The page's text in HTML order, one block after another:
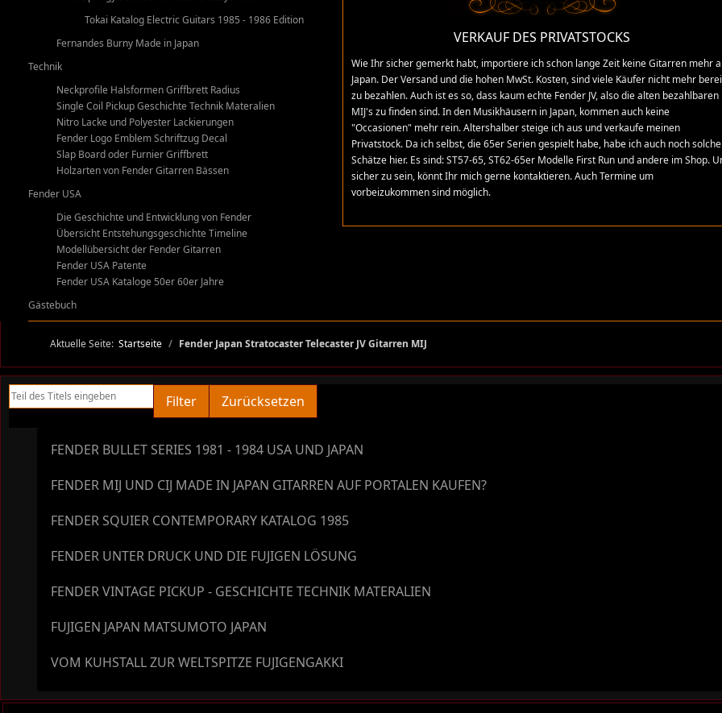
Tokai Katalog Electric Guitars 1985 - 1986 Edition
Fernandes Burny Made in Japan
Technik
Neckprofile Halsformen Griffbrett Radius
Single Coil Pickup Geschichte Technik Materalien
Nitro Lacke und Polyester Lackierungen
Fender Logo Emblem Schriftzug Decal
Slap Board oder Furnier Griffbrett
Holzarten von Fender Gitarren Bässen
Fender USA
Die Geschichte und Entwicklung von Fender
Übersicht Entstehungsgeschichte Timeline
Modellübersicht der Fender Gitarren
Fender USA Patente
Fender USA Kataloge 50er 60er Jahre
Gästebuch
Aktuelle Seite: Startseite Fender Japan Stratocaster Telecaster JV Gitarren MIJ
Teil des Titels eingeben
Filter Zurücksetzen
FENDER BULLET SERIES 1981 - 1984 USA UND JAPAN
FENDER MIJ UND CIJ MADE IN JAPAN GITARREN AUF PORTALEN KAUFEN?
FENDER SQUIER CONTEMPORARY KATALOG 1985
FENDER UNTER DRUCK UND DIE FUJIGEN LÖSUNG
FENDER VINTAGE PICKUP - GESCHICHTE TECHNIK MATERALIEN
FUJIGEN JAPAN MATSUMOTO JAPAN
VOM KUHSTALL ZUR WELTSPITZE FUJIGENGAKKI
VERKAUF DES PRIVATSTOCKS
Wie Ihr sicher gemerkt habt, importiere ich schon lange Zeit keine Gitarren mehr
Japan. Der Versand und die hohen MwSt. Kosten, sind viele Käufer nicht mehr
zu bezahlen. Auch ist es so, dass kaum echte Fender JV, also die alten bezahlbaren
MIJ's zu finden sind. In den Musikhäusern in Japan, kommen auch keine
"Occasionen" mehr rein. Altershalber steige ich aus und verkaufe meinen
Privatstock. Da ich selbst, die 65er Serien gespielt habe, habe ich auch noch solche
Schätze hier. Es sind: ST57-65, ST62-65er Modelle First Run und andere im Shop.
sicher zu sein, könnt Ihr mich gerne kontaktieren. Auch Termine um
vorbeizukommen sind möglich.